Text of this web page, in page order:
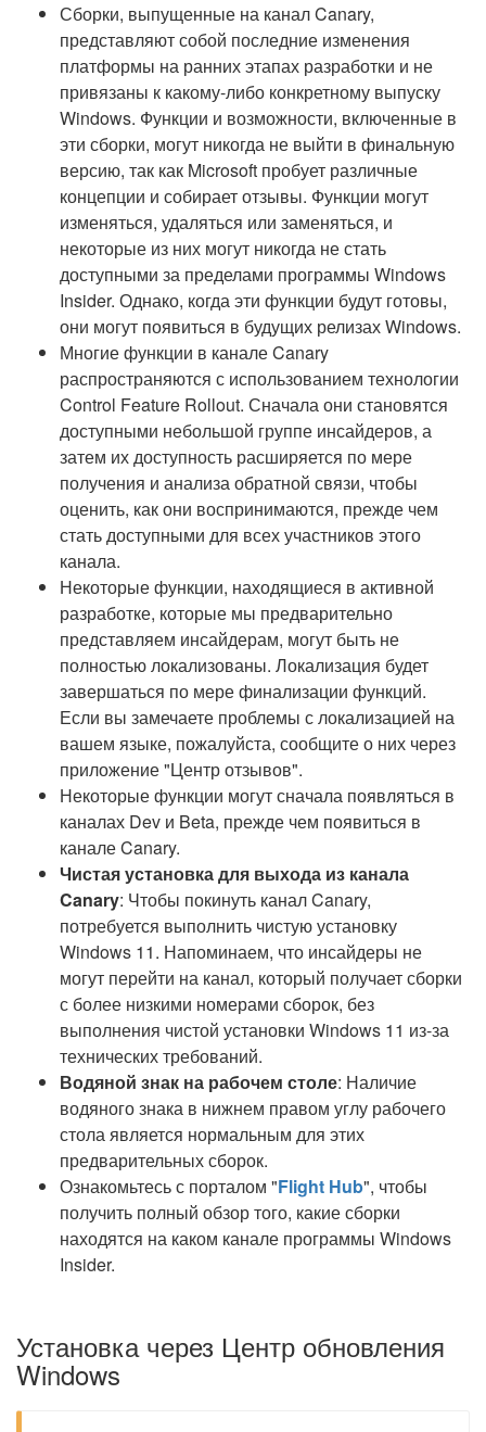
Сборки, выпущенные на канал Canary,
представляют собой последние изменения
платформы на ранних этапах разработки и не
привязаны к какому-либо конкретному выпуску
Windows. Функции и возможности, включенные в
эти сборки, могут никогда не выйти в финальную
версию, так как Microsoft пробует различные
концепции и собирает отзывы. Функции могут
изменяться, удаляться или заменяться, и
некоторые из них могут никогда не стать
доступными за пределами программы Windows
Insider. Однако, когда эти функции будут готовы,
они могут появиться в будущих релизах Windows.
Многие функции в канале Canary
распространяются с использованием технологии
Control Feature Rollout. Сначала они становятся
доступными небольшой группе инсайдеров, а
затем их доступность расширяется по мере
получения и анализа обратной связи, чтобы
оценить, как они воспринимаются, прежде чем
стать доступными для всех участников этого
канала.
Некоторые функции, находящиеся в активной
разработке, которые мы предварительно
представляем инсайдерам, могут быть не
полностью локализованы. Локализация будет
завершаться по мере финализации функций.
Если вы замечаете проблемы с локализацией на
вашем языке, пожалуйста, сообщите о них через
приложение "Центр отзывов".
Некоторые функции могут сначала появляться в
каналах Dev и Beta, прежде чем появиться в
канале Canary.
Чистая установка для выхода из канала
Canary: Чтобы покинуть канал Canary,
потребуется выполнить чистую установку
Windows 11. Напоминаем, что инсайдеры не
могут перейти на канал, который получает сборки
с более низкими номерами сборок, без
выполнения чистой установки Windows 11 из-за
технических требований.
Водяной знак на рабочем столе: Наличие
водяного знака в нижнем правом углу рабочего
стола является нормальным для этих
предварительных сборок.
Ознакомьтесь с порталом "Flight Hub", чтобы
получить полный обзор того, какие сборки
находятся на каком канале программы Windows
Insider.
Установка через Центр обновления
Windows